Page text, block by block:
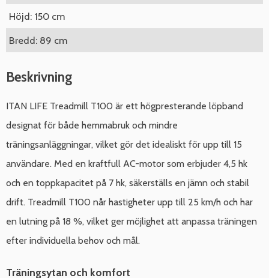
Höjd: 150 cm
Bredd: 89 cm
Beskrivning
ITAN LIFE Treadmill T100 är ett högpresterande löpband
designat för både hemmabruk och mindre
träningsanläggningar, vilket gör det idealiskt för upp till 15
användare. Med en kraftfull AC-motor som erbjuder 4,5 hk
och en toppkapacitet på 7 hk, säkerställs en jämn och stabil
drift. Treadmill T100 når hastigheter upp till 25 km/h och har
en lutning på 18 %, vilket ger möjlighet att anpassa träningen
efter individuella behov och mål.
Träningsytan och komfort